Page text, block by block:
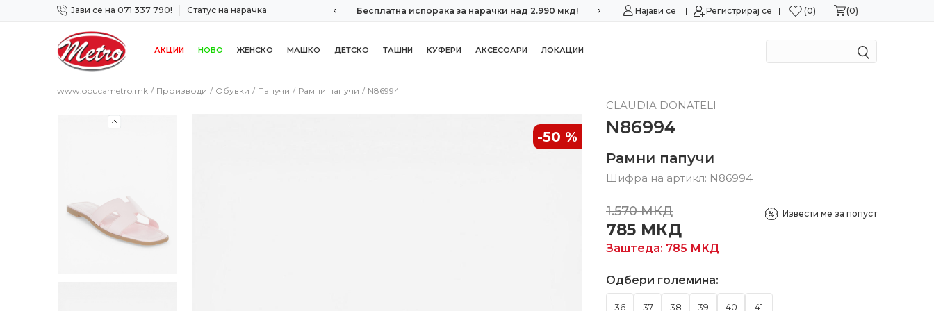
Јави се на 071 337 790! Статус на нарачка
Сигурно плаќање со платежна картичка! Бесплатна испорака за нарачки над 2.990 мкд! Можност за замена во рок од 15 дена!
Најави се Регистрирај се 0 0
АКЦИИ НОВО ЖЕНСКО МАШКО ДЕТСКО ТАШНИ КУФЕРИ АКСЕСОАРИ ЛОКАЦИИ
www.obucametro.mk Производи Обувки Папучи Рамни папучи N86994
-50 %
CLAUDIA DONATELI
N86994
Рамни папучи
Шифра на артикл: N86994
1.570 МКД
785 МКД
Заштеда: 785 МКД
Извести ме за попуст
Одбери големина:
36 37 38 39 40 41